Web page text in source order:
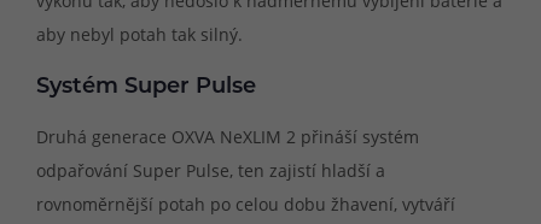
aby nebyl potah tak silný.
Systém Super Pulse
Druhá generace OXVA NeXLIM 2 přináší systém
odpařování Super Pulse, ten zajistí hladší a
rovnoměrnější potah po celou dobu žhavení, vytváří